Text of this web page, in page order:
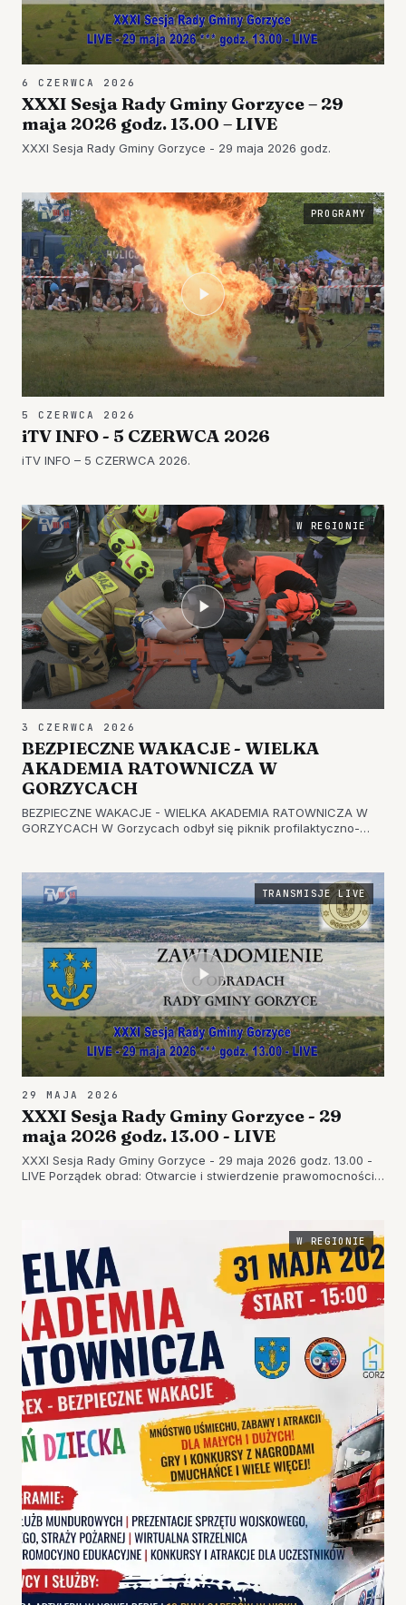
6 CZERWCA 2026
XXXI Sesja Rady Gminy Gorzyce – 29
maja 2026 godz. 13.00 – LIVE
XXXI Sesja Rady Gminy Gorzyce - 29 maja 2026 godz.
PROGRAMY
5 CZERWCA 2026
iTV INFO - 5 CZERWCA 2026
iTV INFO – 5 CZERWCA 2026.
W REGIONIE
3 CZERWCA 2026
BEZPIECZNE WAKACJE - WIELKA
AKADEMIA RATOWNICZA W
GORZYCACH
BEZPIECZNE WAKACJE - WIELKA AKADEMIA RATOWNICZA W
GORZYCACH W Gorzycach odbył się piknik profilaktyczno-
Ratownicza "Sarex - Bezpieczn…
TRANSMISJE LIVE
29 MAJA 2026
XXXI Sesja Rady Gminy Gorzyce - 29
maja 2026 godz. 13.00 - LIVE
XXXI Sesja Rady Gminy Gorzyce - 29 maja 2026 godz. 13.00 -
LIVE Porządek obrad: Otwarcie i stwierdzenie prawomocności
W REGIONIE